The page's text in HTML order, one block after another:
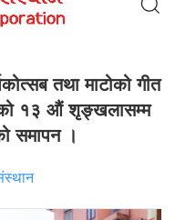
तथा माटोको गीत
१३ औं शृङ्खलासम्म
समापन ।